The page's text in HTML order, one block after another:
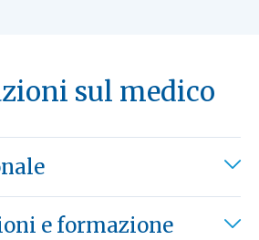
sul medico
e formazione